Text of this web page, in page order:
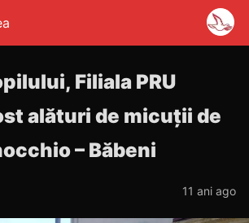
Filiala PRU
alături de micuţii de
– Băbeni
11 ani ago